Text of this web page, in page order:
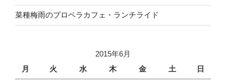
菜種梅雨のプロペラカフェ・ランチライド
2015年6月
月
火 水 木 金 土 日